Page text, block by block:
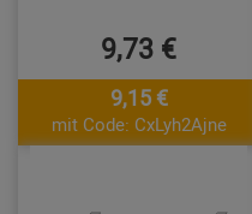
9,73 €
9,15 €
mit Code: CxLyh2Ajne